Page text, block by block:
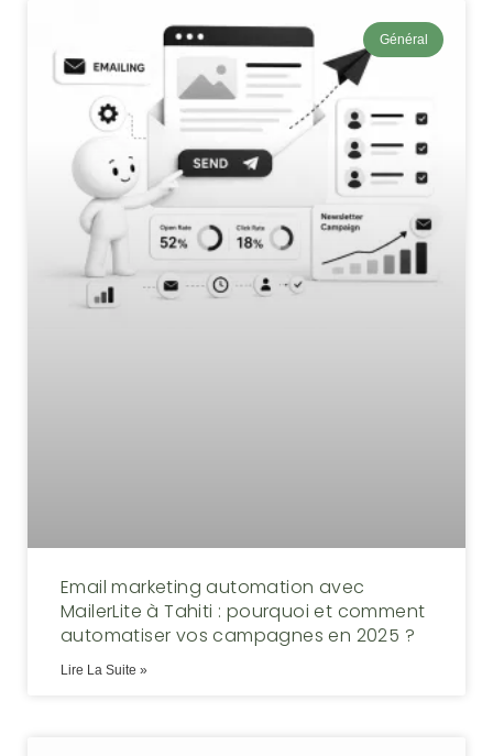
Général
Email marketing automation avec
MailerLite à Tahiti : pourquoi et comment
automatiser vos campagnes en 2025 ?
Lire La Suite »